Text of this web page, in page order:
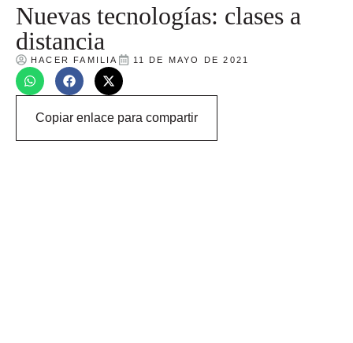
Nuevas tecnologías: clases a
distancia
HACER FAMILIA 11 DE MAYO DE 2021
Copiar enlace para compartir